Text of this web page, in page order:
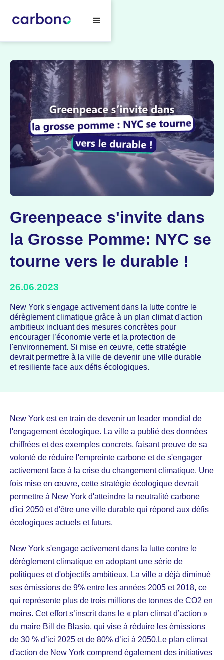
Greenpeace s'invite dans
la Grosse Pomme: NYC se
tourne vers le durable !
26.06.2023
New York s'engage activement dans la lutte contre le
dérèglement climatique grâce à un plan climat d'action
ambitieux incluant des mesures concrètes pour
encourager l’économie verte et la protection de
l'environnement. Si mise en œuvre, cette stratégie
devrait permettre à la ville de devenir une ville durable
et resiliente face aux défis écologiques.
New York est en train de devenir un leader mondial de
l'engagement écologique. La ville a publié des données
chiffrées et des exemples concrets, faisant preuve de sa
volonté de réduire l'empreinte carbone et de s'engager
activement face à la crise du changement climatique. Une
fois mise en œuvre, cette stratégie écologique devrait
permettre à New York d'atteindre la neutralité carbone
d'ici 2050 et d'être une ville durable qui répond aux défis
écologiques actuels et futurs.
New York s'engage activement dans la lutte contre le
dérèglement climatique en adoptant une série de
politiques et d'objectifs ambitieux. La ville a déjà diminué
ses émissions de 9% entre les années 2005 et 2018, ce
qui représente plus de trois millions de tonnes de CO2 en
moins. Cet effort s’inscrit dans le « plan climat d’action »
du maire Bill de Blasio, qui vise à réduire les émissions
de 30 % d’ici 2025 et de 80% d’ici à 2050.Le plan climat
d'action de New York comprend également des initiatives